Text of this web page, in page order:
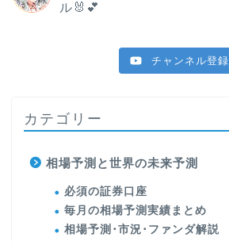
ル🐰💕
チャンネル登録
カテゴリー
相場予測と世界の未来予測
必須の証券口座
毎月の相場予測実績まとめ
相場予測･市況･ファンダ解説